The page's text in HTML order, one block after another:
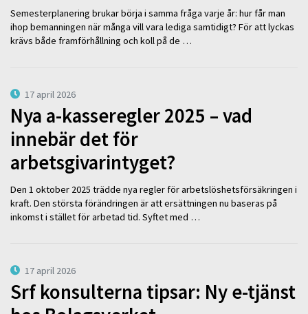
Semesterplanering brukar börja i samma fråga varje år: hur får man
ihop bemanningen när många vill vara lediga samtidigt? För att lyckas
krävs både framförhållning och koll på de …
17 april 2026
Nya a-kasseregler 2025 – vad
innebär det för
arbetsgivarintyget?
Den 1 oktober 2025 trädde nya regler för arbetslöshetsförsäkringen i
kraft. Den största förändringen är att ersättningen nu baseras på
inkomst i stället för arbetad tid. Syftet med …
17 april 2026
Srf konsulterna tipsar: Ny e-tjänst